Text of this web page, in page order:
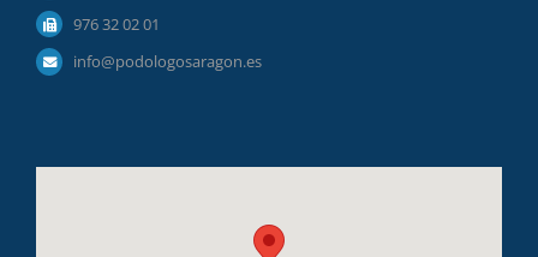
976 32 02 01
info@podologosaragon.es